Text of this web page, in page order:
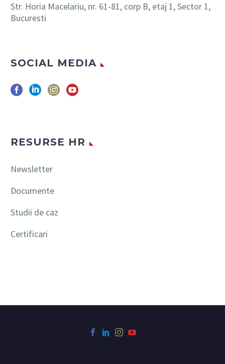
Str. Horia Macelariu, nr. 61-81, corp B, etaj 1, Sector 1,
Bucuresti
SOCIAL MEDIA
RESURSE HR
Newsletter
Documente
Studii de caz
Certificari